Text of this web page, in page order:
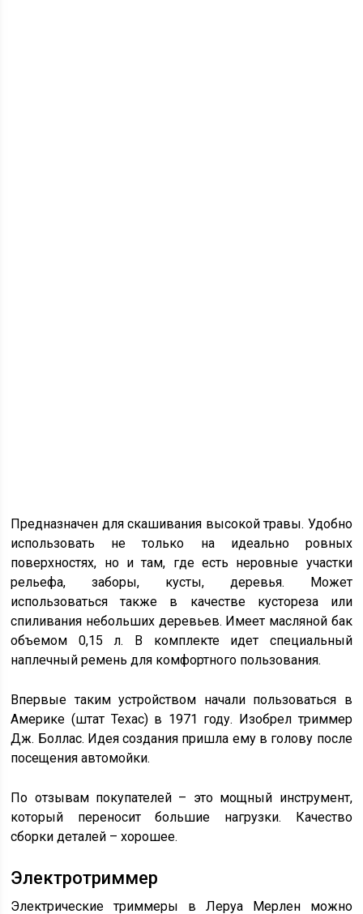
Предназначен для скашивания высокой травы. Удобно
использовать не только на идеально ровных
поверхностях, но и там, где есть неровные участки
рельефа, заборы, кусты, деревья. Может
использоваться также в качестве кустореза или
спиливания небольших деревьев. Имеет масляной бак
объемом 0,15 л. В комплекте идет специальный
наплечный ремень для комфортного пользования.
Впервые таким устройством начали пользоваться в
Америке (штат Техас) в 1971 году. Изобрел триммер
Дж. Боллас. Идея создания пришла ему в голову после
посещения автомойки.
По отзывам покупателей – это мощный инструмент,
который переносит большие нагрузки. Качество
сборки деталей – хорошее.
Электротриммер
Электрические триммеры в Леруа Мерлен можно